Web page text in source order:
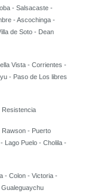
- Salsacaste -
- Ascochinga -
de Soto - Dean
Vista - Corrientes -
- Paso de Los libres
Resistencia
- Puerto
Lago Puelo - Cholila -
- Colon - Victoria -